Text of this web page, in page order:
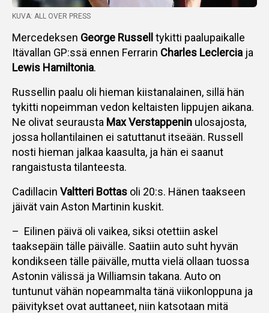
KUVA: ALL OVER PRESS
Mercedeksen George Russell tykitti paalupaikalle
Itävallan GP:ssä ennen Ferrarin Charles Leclercia ja
Lewis Hamiltonia.
Russellin paalu oli hieman kiistanalainen, sillä hän
tykitti nopeimman vedon keltaisten lippujen aikana.
Ne olivat seurausta Max Verstappenin ulosajosta,
jossa hollantilainen ei satuttanut itseään. Russell
nosti hieman jalkaa kaasulta, ja hän ei saanut
rangaistusta tilanteesta.
Cadillacin Valtteri Bottas oli 20:s. Hänen taakseen
jäivät vain Aston Martinin kuskit.
– Eilinen päivä oli vaikea, siksi otettiin askel
taaksepäin tälle päivälle. Saatiin auto suht hyvän
kondikseen tälle päivälle, mutta vielä ollaan tuossa
Astonin välissä ja Williamsin takana. Auto on
tuntunut vähän nopeammalta tänä viikonloppuna ja
päivitykset ovat auttaneet, niin katsotaan mitä